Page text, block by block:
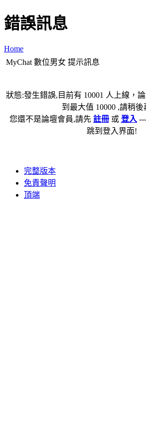
錯誤訊息
Home
MyChat 數位男女 提示訊息
狀態:發生錯誤,目前有 10001 人上線，
到最大值 10000 ,請稍後
您還不是論壇會員,請先 註冊或 登入
跳到登入界面!
完整版本
免責聲明
頂端